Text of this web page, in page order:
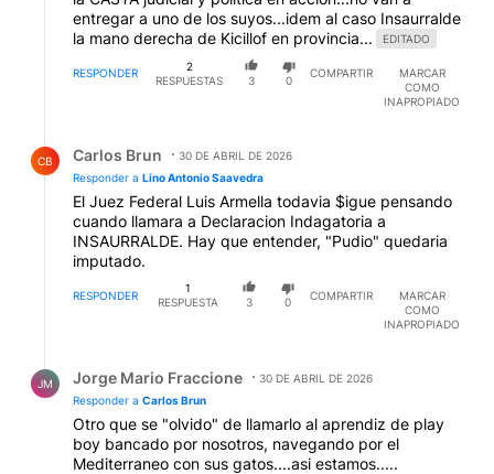
entregar a uno de los suyos...idem al caso Insaurralde
la mano derecha de Kicillof en provincia...
EDITADO
RESPONDER
2
RESPUESTAS
3 0
COMPARTIR
MARCAR
COMO
INAPROPIADO
CB Carlos Brun
30 DE ABRIL DE 2026
Responder a Lino Antonio Saavedra
El Juez Federal Luis Armella todavia $igue pensando
cuando llamara a Declaracion Indagatoria a
INSAURRALDE. Hay que entender, "Pudio" quedaria
imputado.
RESPONDER
1
RESPUESTA
3 0
COMPARTIR
MARCAR
COMO
INAPROPIADO
JM Jorge Mario Fraccione
30 DE ABRIL DE 2026
Responder a Carlos Brun
Otro que se "olvido" de llamarlo al aprendiz de play
boy bancado por nosotros, navegando por el
Mediterraneo con sus gatos....asi estamos.....